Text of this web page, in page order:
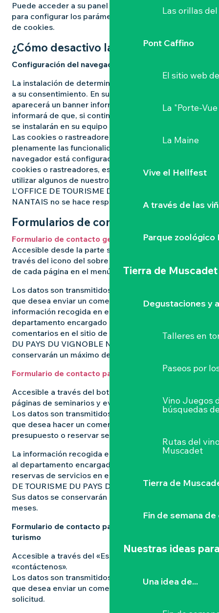
Las orillas
Pont Caffino
El sitio web
La "Porte-Vue
La Maine
Vive el Hellfest
A través de las
Parque zoológico
Tierra de Muscadet
Degustaciones y
Talleres en
Paseos por
Vino Juegos
búsquedas
Rutas del
Muscadet
Tierra de
Fin de semana
Nuestras ideas
Una idea de...
Puede acceder a su panel de gestión de cookies
para configurar los parámetros de depósito y lectura
de cookies.
¿Cómo desactivo las cookies?
Configuración del navegador
La instalación de determinadas cookies está sujeta
a su consentimiento. En su primera visita al Sitio,
aparecerá un banner informativo en el que se le
informará de que, si continúa navegando por el sitio,
se instalarán en su equipo las cookies mencionadas.
Las cookies o rastreadores le permiten aprovechar
plenamente las funcionalidades del Sitio. Si su
navegador está configurado para rechazar todas las
cookies o rastreadores, esto puede impedirle
utilizar algunos de nuestros servicios, de lo cual
L’OFFICE DE TOURISME DU PAYS DU VIGNOBLE
NANTAIS no se hace responsable.
Formularios de contacto
Formulario de contacto general
Accesible desde la parte superior de cada página a
través del icono del sobre y desde la parte inferior
de cada página en el menú del sitio en contacto.
Los datos son transmitidos por el usuario del sitio
que desea enviar un comentario o un informe. La
información recogida en este formulario se envía al
departamento encargado de gestionar los
comentarios en el sitio de L’OFFICE DE TOURISME
DU PAYS DU VIGNOBLE NANTAIS. Sus datos se
conservarán un máximo de 36 meses.
Formulario de contacto para empresas
Accesible a través del botón «contáctenos» de las
páginas de seminarios y eventos profesionales.
Los datos son transmitidos por el usuario del sitio
que desea hacer un comentario, solicitar un
presupuesto o reservar servicios.
La información recogida en este formulario se envía
al departamento encargado de gestionar las
reservas de servicios en el sitio web de L’OFFICE
DE TOURISME DU PAYS DU VIGNOBLE NANTAIS.
Sus datos se conservarán durante un máximo de 36
meses.
Formulario de contacto para profesionales del
turismo
Accesible a través del «Espace pros» en el botón
«contáctenos».
Los datos son transmitidos por el usuario del sitio
que desea enviar un comentario o hacer una
solicitud.